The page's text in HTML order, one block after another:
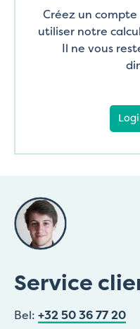
Créez un
utiliser notre
Il ne vous
Service
Bel: +32 50 36 77 20